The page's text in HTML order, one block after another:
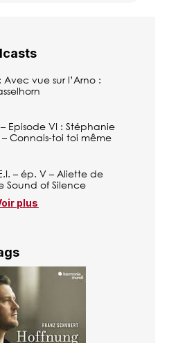
Avec vue sur l’Arno :
Episode VI : Stéphanie
– Connais-toi toi même
– ép. V – Aliette de
Sound of Silence
plus